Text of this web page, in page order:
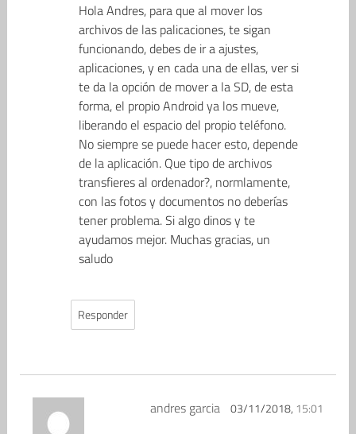
Hola Andres, para que al mover los
archivos de las palicaciones, te sigan
funcionando, debes de ir a ajustes,
aplicaciones, y en cada una de ellas, ver si
te da la opción de mover a la SD, de esta
forma, el propio Android ya los mueve,
liberando el espacio del propio teléfono.
No siempre se puede hacer esto, depende
de la aplicación. Que tipo de archivos
transfieres al ordenador?, normlamente,
con las fotos y documentos no deberías
tener problema. Si algo dinos y te
ayudamos mejor. Muchas gracias, un
saludo
Responder
andres garcia 03/11/2018, 15:01